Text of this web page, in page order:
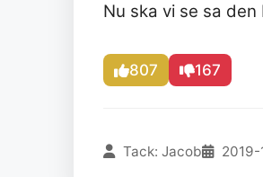
Nu ska vi se sa
807 167
Tack: Jacob 2019-